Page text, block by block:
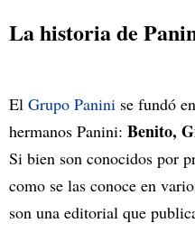
La historia de
El Grupo Panini se fundó
hermanos Panini: Benito,
Si bien son conocidos por
como se las conoce en
son una editorial que